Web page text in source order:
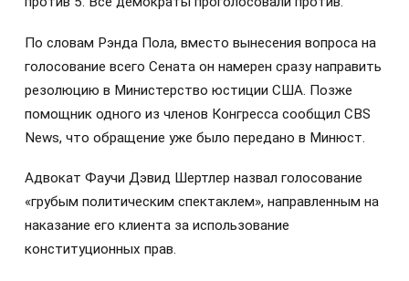
По словам Рэнда Пола, вместо вынесения вопроса на
голосование всего Сената он намерен сразу направить
резолюцию в Министерство юстиции США. Позже
помощник одного из членов Конгресса сообщил CBS
News, что обращение уже было передано в Минюст.
Адвокат Фаучи Дэвид Шертлер назвал голосование
«грубым политическим спектаклем», направленным на
наказание его клиента за использование
конституционных прав.